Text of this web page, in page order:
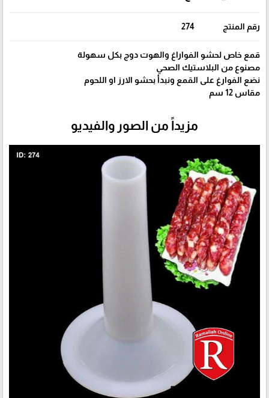
رقم المنتج 274
قمع خاص لحشو الفواراغ والهوت دوج بكل سهولة
مصنوع من البلاستيك الصحي
نضع الفوارغ على القمع ونبدأ بحشو الارز او اللحوم
مقاس 12 سم
مزيداً من الصور والفيديو